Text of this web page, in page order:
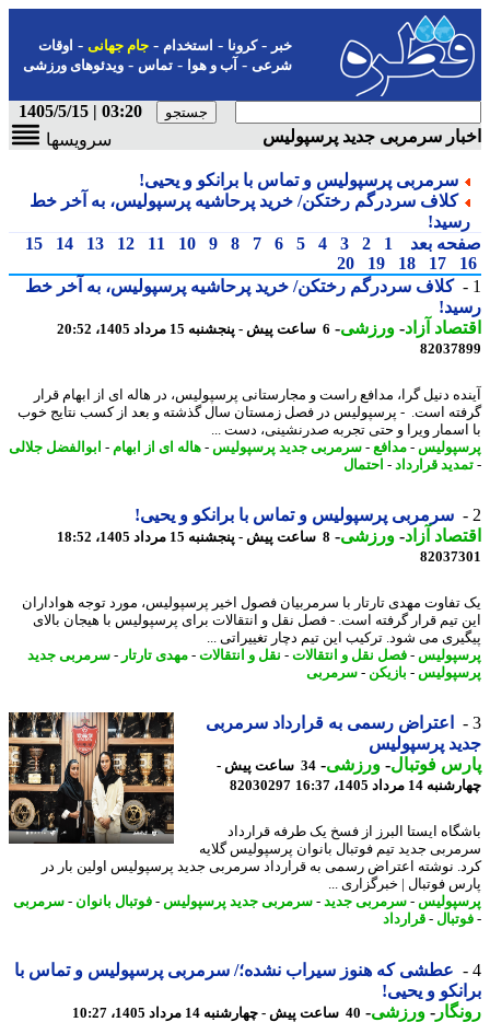
-کرونا-استخدام- جام جهانی-اوقات
شرعی-آب و هوا-تماس-ویدئوهای ورزشی
03:20 | 1405/5/15
سرمربی جدید پرسپولیس
سرویسها
سرمربی پرسپولیس و تماس با برانکو و یحیی!
کلاف سردرگم رختکن/ خرید پرحاشیه پرسپولیس، به آخر خط
بعد
1
2
3
4
5
6
7
8
9
10
11
12
13
14
15
17
18
19
20
کلاف سردرگم رختکن/ خرید پرحاشیه پرسپولیس، به آخر خط
آزاد - ورزشی-6 ساعت پیش - پنجشنبه 15 مرداد 1405، 20:52
دنیل گرا، مدافع راست و مجارستانی پرسپولیس، در هاله ای از ابهام قرار
است. - پرسپولیس در فصل زمستان سال گذشته و بعد از کسب نتایج خوب
ویرا و حتی تجربه صدرنشینی، دست ...
-مدافع- سرمربی جدید پرسپولیس-هاله ای از ابهام -ابوالفضل جلالی
قرارداد -احتمال
سرمربی پرسپولیس و تماس با برانکو و یحیی!
آزاد - ورزشی-8 ساعت پیش - پنجشنبه 15 مرداد 1405، 18:52
مهدی تارتار با سرمربیان فصول اخیر پرسپولیس، مورد توجه هواداران
تیم قرار گرفته است. - فصل نقل و انتقالات برای پرسپولیس با هیجان بالای
می شود. ترکیب این تیم دچار تغییراتی ...
-فصل نقل و انتقالات-نقل و انتقالات-مهدی تارتار- سرمربی جدید
-بازیکن -سرمربی
اعتراض رسمی به قرارداد سرمربی
پرسپولیس
فوتبال-ورزشی-
34 ساعت پیش -
مرداد 1405، 16:37
82030297
ایستا البرز از فسخ یک طرفه قرارداد
جدید تیم فوتبال بانوان پرسپولیس گلایه
نوشته اعتراض رسمی به قرارداد سرمربی جدید پرسپولیس اولین بار در
فوتبال | خبرگزاری ...
-سرمربی جدید-سرمربی جدید پرسپولیس-فوتبال بانوان- سرمربی
-قرارداد
عطشی که هنوز سیراب نشده؛/ سرمربی پرسپولیس و تماس با
و یحیی!
-ورزشی-40 ساعت پیش - چهارشنبه 14 مرداد 1405، 10:27